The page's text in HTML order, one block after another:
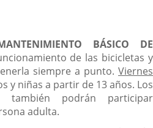
BÁSICO DE
de las bicicletas y
siempre a punto. Viernes
y niñas a partir de 13 años. Los
podrán participar
adulta.